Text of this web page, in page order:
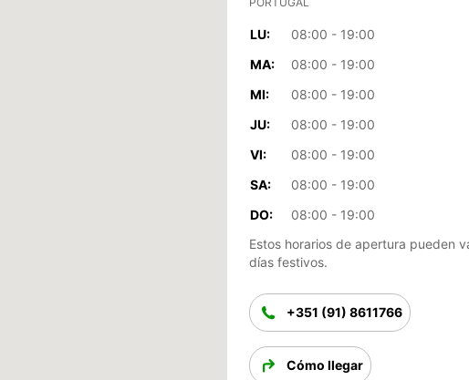
LU:
08:00 - 19:00
MA:
08:00 - 19:00
MI:
08:00 - 19:00
JU:
08:00 - 19:00
VI:
08:00 - 19:00
SA:
08:00 - 19:00
DO:
08:00 - 19:00
Estos horarios de apertura pueden
días festivos.
+351 (91) 8611766
Cómo llegar